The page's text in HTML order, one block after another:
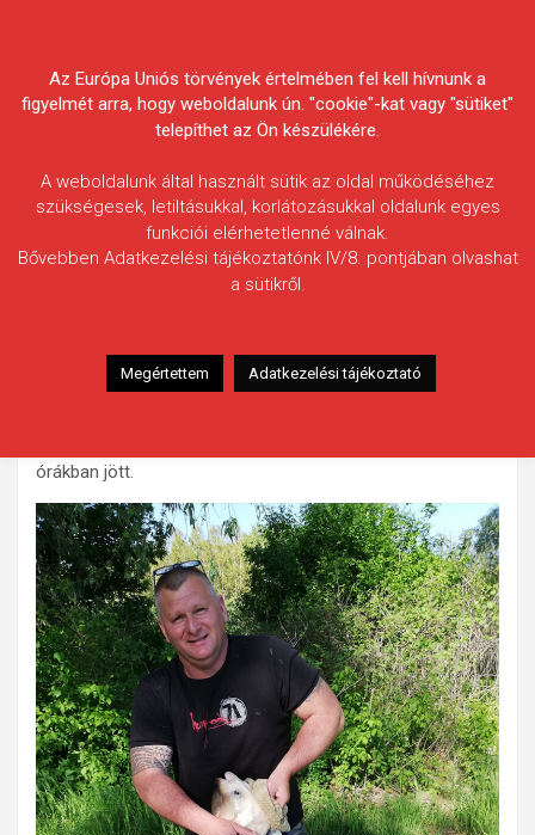
Egyesületek Szövetsége
Csikós István
Halfaj: Fehér busa
Fogott hal adatai: 23 kg
órákban jött.
Az Európa Uniós törvények értelmében fel kell hívnunk a
figyelmét arra, hogy weboldalunk ún. "cookie"-kat vagy "sütiket"
telepíthet az Ön készülékére.
A weboldalunk által használt sütik az oldal működéséhez
szükségesek, letiltásukkal, korlátozásukkal oldalunk egyes
funkciói elérhetetlenné válnak.
Bővebben Adatkezelési tájékoztatónk IV/8. pontjában olvashat
a sütikről.
Megértettem Adatkezelési tájékoztató